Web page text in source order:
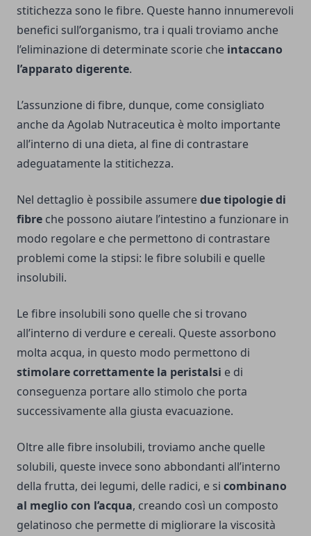
stitichezza sono le fibre. Queste hanno innumerevoli
benefici sull’organismo, tra i quali troviamo anche
l’eliminazione di determinate scorie che intaccano
l’apparato digerente.
L’assunzione di fibre, dunque, come consigliato
anche da Agolab Nutraceutica è molto importante
all’interno di una dieta, al fine di contrastare
adeguatamente la stitichezza.
Nel dettaglio è possibile assumeredue tipologie di
fibre che possono aiutare l’intestino a funzionare in
modo regolare e che permettono di contrastare
problemi come la stipsi: le fibre solubili e quelle
insolubili.
Le fibre insolubili sono quelle che si trovano
all’interno di verdure e cereali. Queste assorbono
molta acqua, in questo modo permettono di
stimolare correttamente la peristalsi e di
conseguenza portare allo stimolo che porta
successivamente alla giusta evacuazione.
Oltre alle fibre insolubili, troviamo anche quelle
solubili, queste invece sono abbondanti all’interno
della frutta, dei legumi, delle radici, e si combinano
al meglio con l’acqua, creando così un composto
gelatinoso che permette di migliorare la viscosità